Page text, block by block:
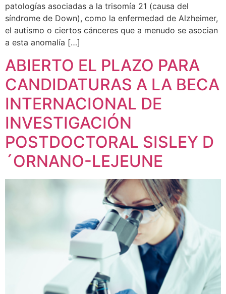
patologías asociadas a la trisomía 21 (causa del
síndrome de Down), como la enfermedad de Alzheimer,
el autismo o ciertos cánceres que a menudo se asocian
a esta anomalía […]
ABIERTO EL PLAZO PARA
CANDIDATURAS A LA BECA
INTERNACIONAL DE
INVESTIGACIÓN
POSTDOCTORAL SISLEY D
´ORNANO-LEJEUNE